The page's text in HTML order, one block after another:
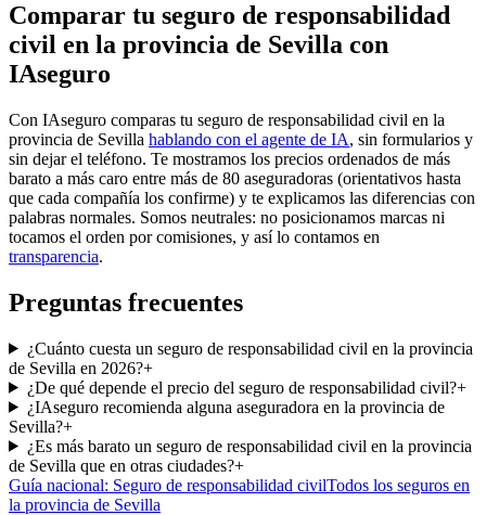
Comparar tu seguro de responsabilidad
civil en la provincia de Sevilla con
IAseguro
Con IAseguro comparas tu seguro de responsabilidad civil en la
provincia de Sevilla hablando con el agente de IA, sin formularios y
sin dejar el teléfono. Te mostramos los precios ordenados de más
barato a más caro entre más de 80 aseguradoras (orientativos hasta
que cada compañía los confirme) y te explicamos las diferencias con
palabras normales. Somos neutrales: no posicionamos marcas ni
tocamos el orden por comisiones, y así lo contamos en
transparencia.
Preguntas frecuentes
¿Cuánto cuesta un seguro de responsabilidad civil en la provincia
de Sevilla en 2026?+
¿De qué depende el precio del seguro de responsabilidad civil?+
¿IAseguro recomienda alguna aseguradora en la provincia de
Sevilla?+
¿Es más barato un seguro de responsabilidad civil en la provincia
de Sevilla que en otras ciudades?+
Guía nacional: Seguro de responsabilidad civilTodos los seguros en
la provincia de Sevilla